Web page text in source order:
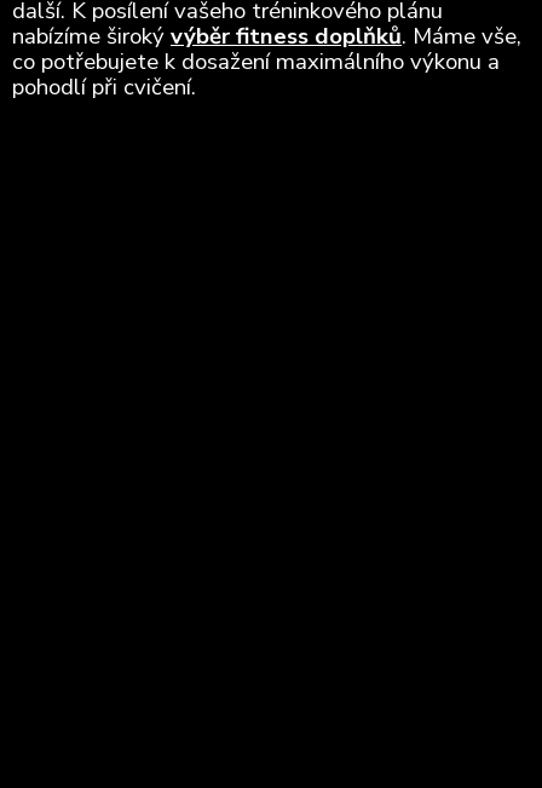
další. K posílení vašeho tréninkového plánu
nabízíme širokývýběr fitness doplňků. Máme vše,
co potřebujete k dosažení maximálního výkonu a
pohodlí při cvičení.